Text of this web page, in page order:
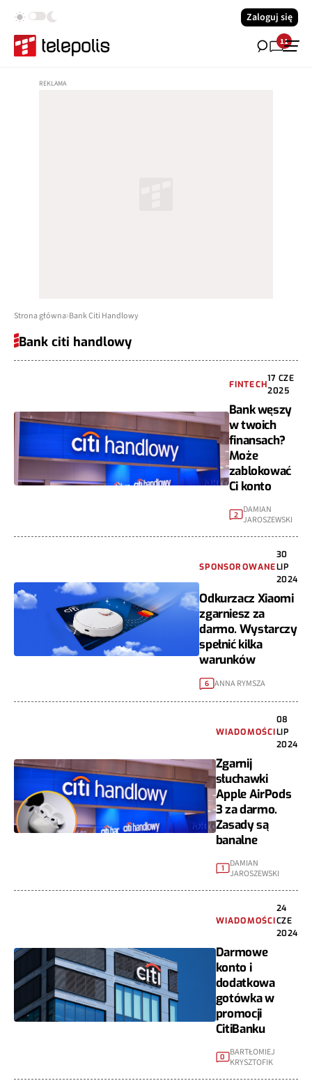
Zaloguj się
11
Strona główna Bank Citi Handlowy
Bank citi handlowy
FINTECH
17 CZE
2025
Bank węszy
w twoich
finansach?
Może
zablokować
Ci konto
2 DAMIAN
JAROSZEWSKI
SPONSOROWANE
30
LIP
2024
Odkurzacz Xiaomi
zgarniesz za
darmo. Wystarczy
spełnić kilka
warunków
6 ANNA RYMSZA
WIADOMOŚCI
08
LIP
2024
Zgarnij
słuchawki
Apple AirPods
3 za darmo.
Zasady są
banalne
1
DAMIAN
JAROSZEWSKI
WIADOMOŚCI
24
CZE
2024
Darmowe
konto i
dodatkowa
gotówka w
promocji
CitiBanku
0 BARTŁOMIEJ
KRYSZTOFIK